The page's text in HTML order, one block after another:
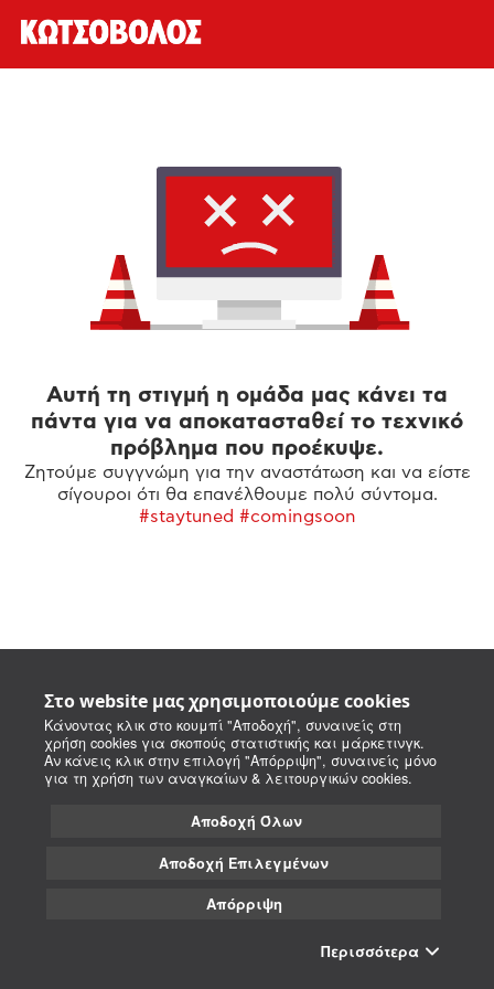
Στο website μας χρησιμοποιούμε cookies
Κάνοντας κλικ στο κουμπί "Αποδοχή", συναινείς στη
χρήση cookies για σκοπούς στατιστικής και μάρκετινγκ.
Αν κάνεις κλικ στην επιλογή "Απόρριψη", συναινείς μόνο
για τη χρήση των αναγκαίων & λειτουργικών cookies.
Αποδοχή Όλων
Αποδοχή Επιλεγμένων
Απόρριψη
Περισσότερα
Αυτή τη στιγμή η ομάδα μας κάνει τα
πάντα για να αποκατασταθεί το τεχνικό
πρόβλημα που προέκυψε.
Ζητούμε συγγνώμη για την αναστάτωση και να είστε
σίγουροι ότι θα επανέλθουμε πολύ σύντομα.
#staytuned #comingsoon